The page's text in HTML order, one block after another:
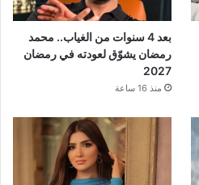
بعد 4 سنوات من الغياب.. محمد
رمضان يشوّق لعودته في رمضان
2027
منذ 16 ساعة